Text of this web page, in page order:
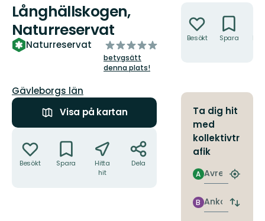
Långhällskogen,
Naturreservat
Naturreservat
av
5
stjärnor
betygsätt
denna plats!
Län:
Gävleborgs län
Visa på kartan
Besökt Spara
Hitta
hit
Dela
Besökt Spara
Ta dig hit
med
kollektivtr
afik
Avresa
A
Hitta
Ankomst
B
Byt